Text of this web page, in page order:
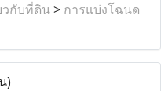
วกับที่ดิน> การแบ่งโฉนด
)